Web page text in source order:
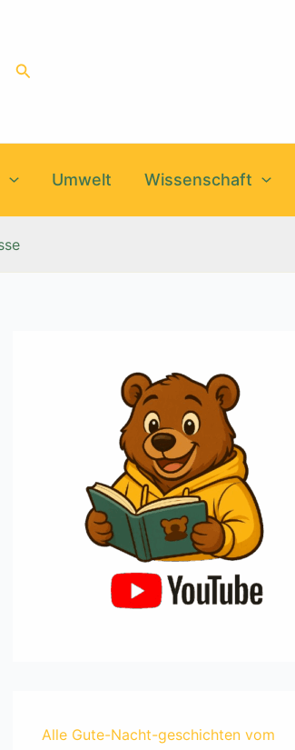
Suchen
Umwelt Wissenschaft
Alle Gute-Nacht-geschichten vom